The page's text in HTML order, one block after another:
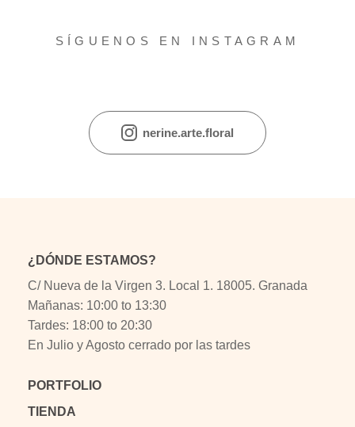
SÍGUENOS EN INSTAGRAM
nerine.arte.floral
¿DÓNDE ESTAMOS?
C/ Nueva de la Virgen 3. Local 1. 18005. Granada
Mañanas: 10:00 to 13:30
Tardes: 18:00 to 20:30
En Julio y Agosto cerrado por las tardes
PORTFOLIO
TIENDA